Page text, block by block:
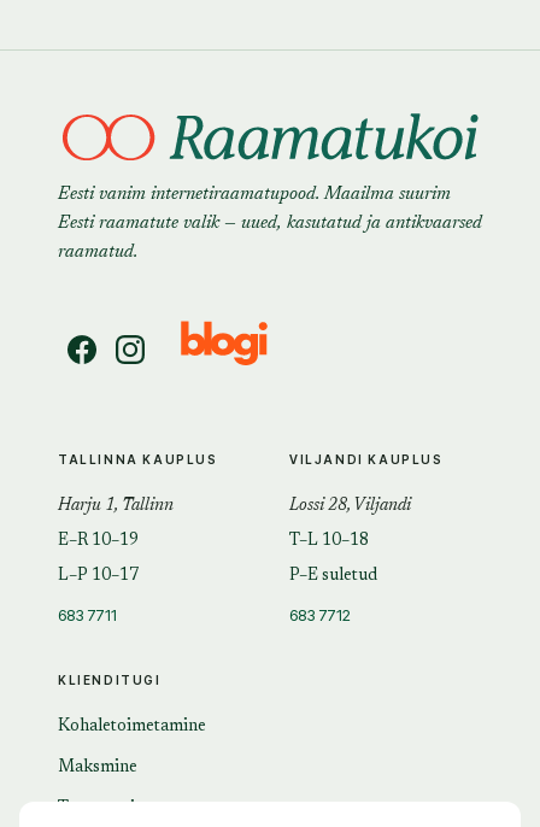
Eesti vanim internetiraamatupood. Maailma suurim
Eesti raamatute valik — uued, kasutatud ja antikvaarsed
raamatud.
KLIENDITUGI
Kohaletoimetamine
Maksmine
TALLINNA KAUPLUS
Harju 1, Tallinn
E–R 10–19
L–P 10–17
683 7711
VILJANDI KAUPLUS
Lossi 28, Viljandi
T–L 10–18
P–E suletud
683 7712